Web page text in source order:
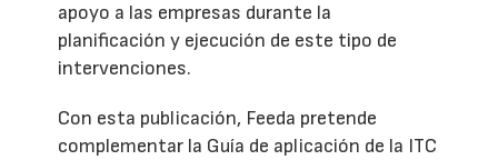
apoyo a las empresas durante la
planificación y ejecución de este tipo de
intervenciones.
Con esta publicación, Feeda pretende
complementar la Guía de aplicación de la ITC